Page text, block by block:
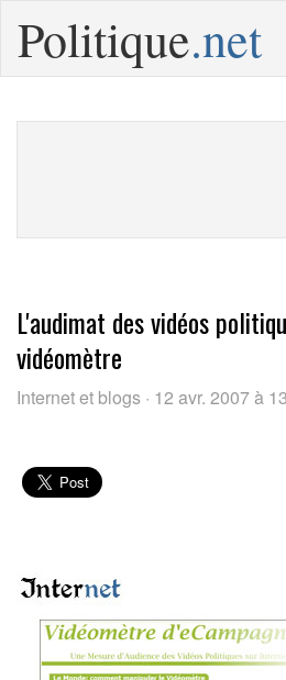
Politique.net
L'audimat des vidéos
vidéomètre
Internet et blogs · 12 avr. 2007 à